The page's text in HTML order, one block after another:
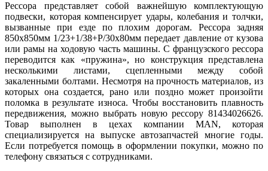
Рессора представляет собой важнейшую комплектующую
подвески, которая компенсирует удары, колебания и толчки,
вызванные при езде по плохим дорогам. Рессора задняя
850x850мм 1/23+1/38+P/30x80мм передает давление от кузова
или рамы на ходовую часть машины. С французского рессора
переводится как «пружина», но конструкция представлена
несколькими листами, сцепленными между собой
закаленными болтами. Несмотря на прочность материалов, из
которых она создается, рано или поздно может произойти
поломка в результате износа. Чтобы восстановить плавность
передвижения, можно выбрать новую рессору 81434026626.
Товар выполнен в цехах компании MAN, которая
специализируется на выпуске автозапчастей многие годы.
Если потребуется помощь в оформлении покупки, можно по
телефону связаться с сотрудниками.